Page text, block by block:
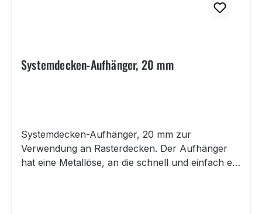
Systemdecken-Aufhänger, 20 mm
Systemdecken-Aufhänger, 20 mm zur
Verwendung an Rasterdecken. Der Aufhänger
hat eine Metallöse, an die schnell und einfach ein